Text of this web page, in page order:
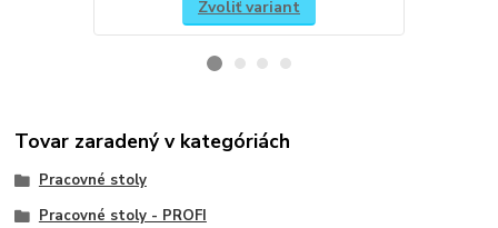
Zvoliť variant
Tovar zaradený v kategóriách
Pracovné stoly
Pracovné stoly - PROFI